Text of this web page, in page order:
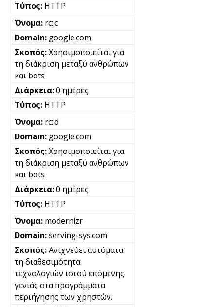
HTTP
rc::c
google.com
Χρησιμοποιείται για
τη διάκριση μεταξύ ανθρώπων
και bots
0 ημέρες
HTTP
rc::d
google.com
Χρησιμοποιείται για
τη διάκριση μεταξύ ανθρώπων
και bots
0 ημέρες
HTTP
modernizr
serving-sys.com
Ανιχνεύει αυτόματα
τη διαθεσιμότητα
τεχνολογιών ιστού επόμενης
γενιάς στα προγράμματα
περιήγησης των χρηστών.